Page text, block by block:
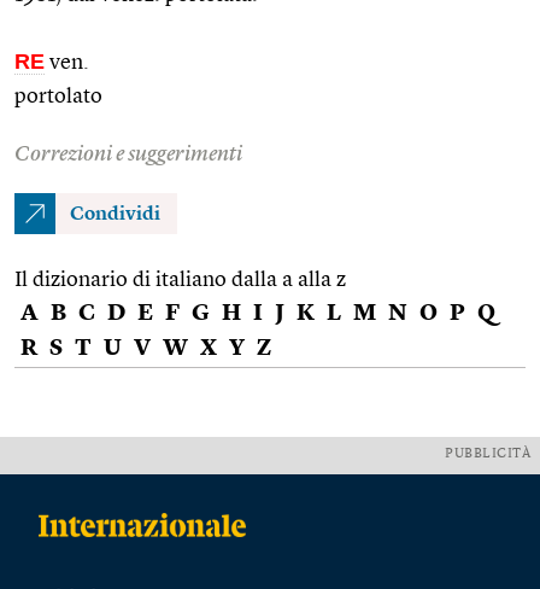
RE ven.
portolato
Correzioni e suggerimenti
Condividi
Il dizionario di italiano dalla a alla z
A B C D E F G H I J K L M N O P Q
R S T U V W X Y Z
PUBBLICITÀ